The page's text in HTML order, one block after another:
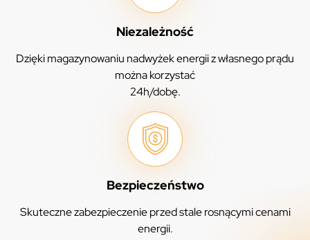
Niezależność
Dzięki magazynowaniu nadwyżek energii z własnego prądu
można korzystać
24h/dobę.
Bezpieczeństwo
Skuteczne zabezpieczenie przed stale rosnącymi cenami
energii.